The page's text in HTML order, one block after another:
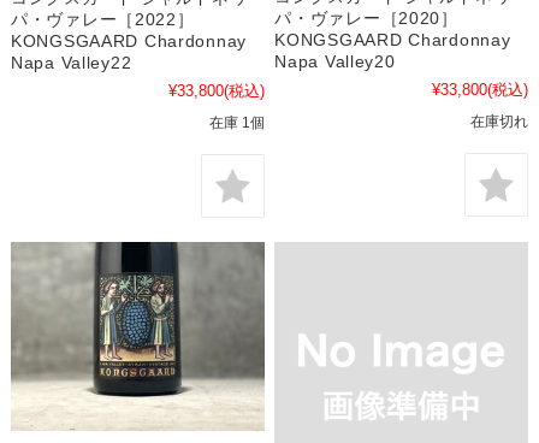
パ・ヴァレー［2022］
KONGSGAARD Chardonnay
Napa Valley22
¥33,800(税込)
在庫 1個
パ・ヴァレー［2020］
KONGSGAARD Chardonnay
Napa Valley20
¥33,800(税込)
在庫切れ